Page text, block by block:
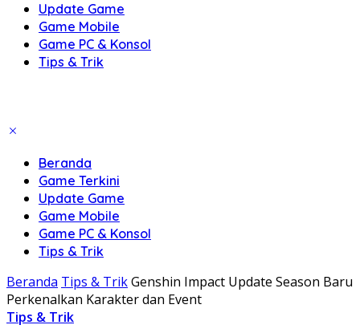
Update Game
Game Mobile
Game PC & Konsol
Tips & Trik
Beranda
Game Terkini
Update Game
Game Mobile
Game PC & Konsol
Tips & Trik
Beranda Tips & TrikGenshin Impact Update Season Baru
Perkenalkan Karakter dan Event
Tips & Trik